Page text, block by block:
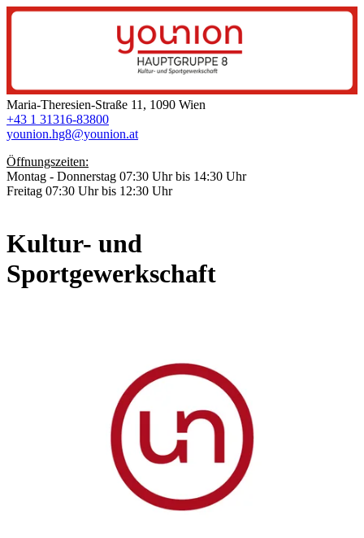
Maria-Theresien-Straße 11, 1090 Wien
+43 1 31316-83800
younion.hg8@younion.at
Öffnungszeiten:
Montag - Donnerstag 07:30 Uhr bis 14:30 Uhr
Freitag 07:30 Uhr bis 12:30 Uhr
Kultur- und
Sportgewerkschaft